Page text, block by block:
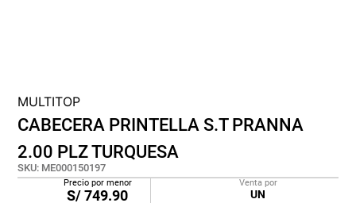
MULTITOP
CABECERA PRINTELLA S.T PRANNA
2.00 PLZ TURQUESA
SKU: ME000150197
Precio por menor
S/749.90
Venta por
UN